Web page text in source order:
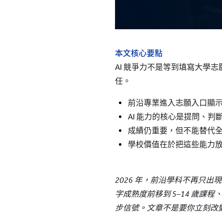
本文核心要點
AI 競爭力不是等到填寫大學
任。
前沿專業進入志願入口顯
AI 能力的核心是提問、判
成績仍重要，但不能替代
學校價值在於把這些能力
2026 年，前沿學科不再只出
字成熟度前移到 5–14 歲課程
步信號。文章不是要你立刻改